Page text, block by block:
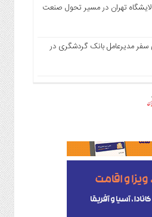
تهران در مسیر تحول صنعت
سفر مدیرعامل بانک گردشگری در